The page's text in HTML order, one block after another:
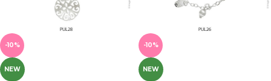
-10%
NEW
-10%
NEW